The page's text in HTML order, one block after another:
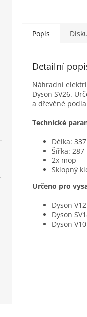
Popis
Detailní
Náhradní
Dyson SV26.
a dřevěné
Technické
Délka:
Šířka: 287
2x mop
Sklopný
Určeno pro
Dyson
Dyson
Dyson V10